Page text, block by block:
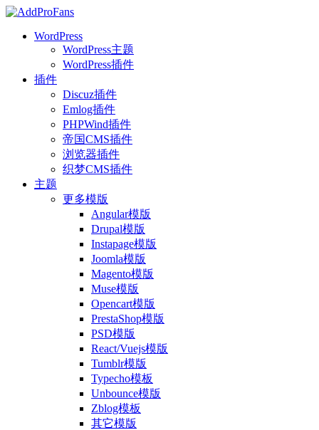
WordPress
WordPress主题
WordPress插件
插件
Discuz插件
Emlog插件
PHPWind插件
帝国CMS插件
浏览器插件
织梦CMS插件
主题
更多模版
Angular模版
Drupal模版
Instapage模版
Joomla模版
Magento模版
Muse模版
Opencart模版
PrestaShop模版
PSD模版
React/Vuejs模版
Tumblr模版
Typecho模板
Unbounce模版
Zblog模板
其它模版